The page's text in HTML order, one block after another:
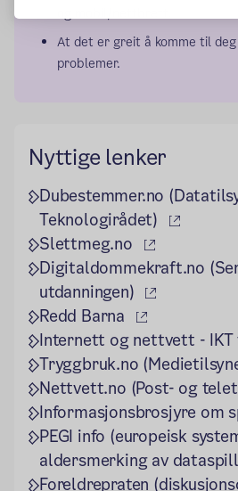
At det er greit å komme til
problemer.
Nyttige lenker
Dubestemmer.no
Teknologirådet)
(ekstern
Slettmeg.no
(ekstern
Digitaldommekraft.no
utdanningen)
(ekstern
Redd Barna
(ekstern
Internett og nettvett -
Tryggbruk.no
Nettvett.no (Post- og
Informasjonsbrosjyre om
PEGI info (europeisk
aldersmerking av
Foreldrepraten